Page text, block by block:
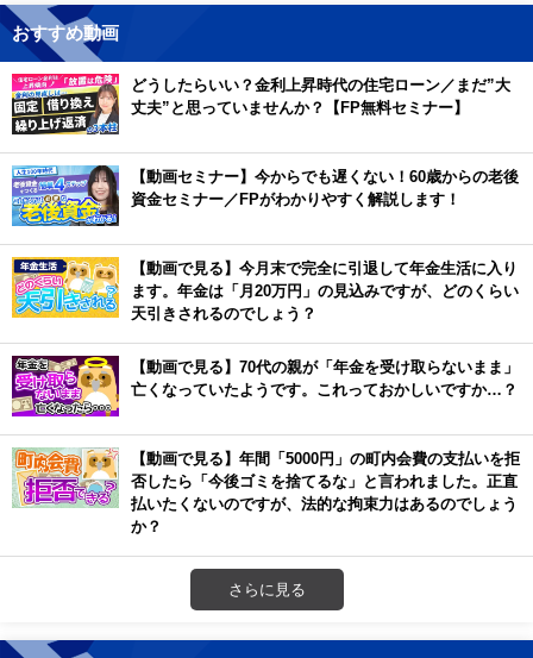
おすすめ動画
どうしたらいい？金利上昇時代の住宅ローン／まだ”大
丈夫”と思っていませんか？【FP無料セミナー】
【動画セミナー】今からでも遅くない！60歳からの老後
資金セミナー／FPがわかりやすく解説します！
【動画で見る】今月末で完全に引退して年金生活に入り
ます。年金は「月20万円」の見込みですが、どのくらい
天引きされるのでしょう？
【動画で見る】70代の親が「年金を受け取らないまま」
亡くなっていたようです。これっておかしいですか…？
【動画で見る】年間「5000円」の町内会費の支払いを拒
否したら「今後ゴミを捨てるな」と言われました。正直
払いたくないのですが、法的な拘束力はあるのでしょう
か？
さらに見る